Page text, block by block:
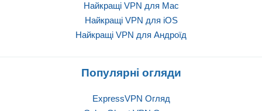
Найкращі VPN для Mac
Найкращі VPN для iOS
Найкращі VPN для Андроїд
Популярні огляди
ExpressVPN Огляд